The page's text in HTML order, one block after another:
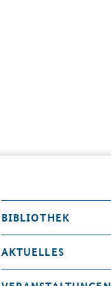
BIBLIOTHEK
AKTUELLES